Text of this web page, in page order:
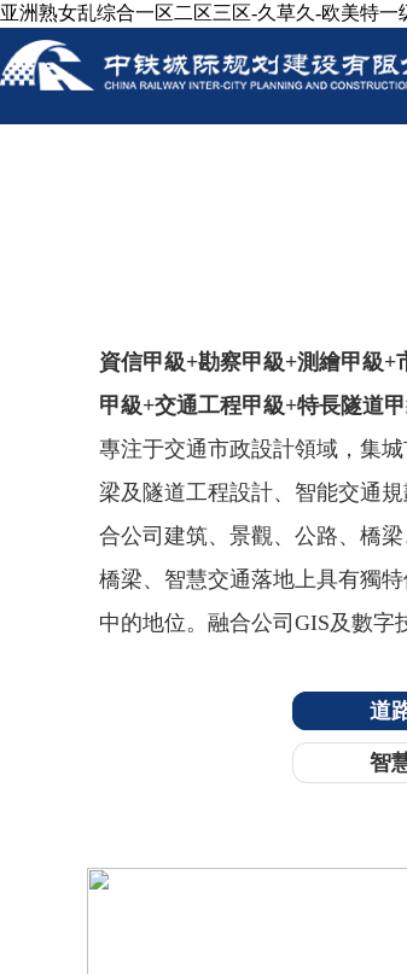
亚洲熟女乱综合一区二区三区-久草久-欧美特
資信甲級+勘察甲級+測繪甲級
甲級+交通工程甲級+特長隧道
專注于交通市政設計領域，集
梁及隧道工程設計、智能交通
合公司建筑、景觀、公路、橋
橋梁、智慧交通落地上具有獨
中的地位。融合公司GIS及數字
道
智